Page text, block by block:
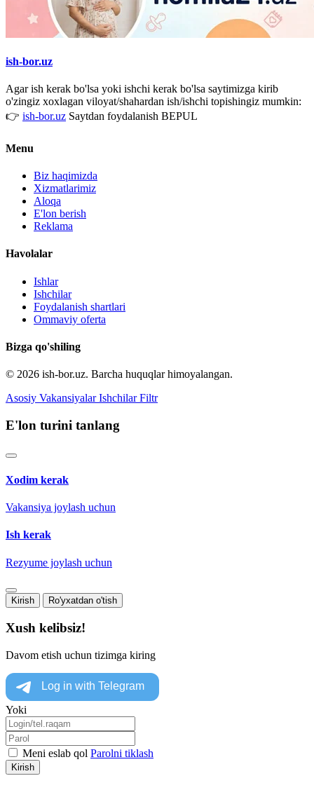
ish-bor.uz
Agar ish kerak bo'lsa yoki ishchi kerak bo'lsa saytimizga kirib
o'zingiz xoxlagan viloyat/shahardan ish/ishchi topishingiz mumkin:
👉 ish-bor.uz Saytdan foydalanish BEPUL
Menu
Biz haqimizda
Xizmatlarimiz
Aloqa
E'lon berish
Reklama
Havolalar
Ishlar
Ishchilar
Foydalanish shartlari
Ommaviy oferta
Bizga qo'shiling
© 2026 ish-bor.uz. Barcha huquqlar himoyalangan.
Asosiy Vakansiyalar Ishchilar Filtr
E'lon turini tanlang
Xodim kerak
Vakansiya joylash uchun
Ish kerak
Rezyume joylash uchun
Kirish Ro'yxatdan o'tish
Xush kelibsiz!
Davom etish uchun tizimga kiring
Yoki
Meni eslab qol Parolni tiklash
Kirish